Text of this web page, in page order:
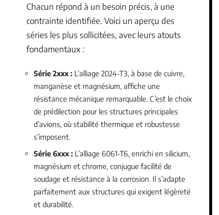
Chacun répond à un besoin précis, à une
contrainte identifiée. Voici un aperçu des
séries les plus sollicitées, avec leurs atouts
fondamentaux :
Série 2xxx : L’alliage 2024-T3, à base de cuivre,
manganèse et magnésium, affiche une
résistance mécanique remarquable. C’est le choix
de prédilection pour les structures principales
d’avions, où stabilité thermique et robustesse
s’imposent.
Série 6xxx : L’alliage 6061-T6, enrichi en silicium,
magnésium et chrome, conjugue facilité de
soudage et résistance à la corrosion. Il s’adapte
parfaitement aux structures qui exigent légèreté
et durabilité.